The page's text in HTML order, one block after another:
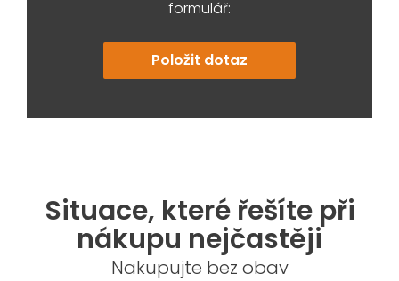
formulář:
Položit dotaz
Situace, které řešíte při
nákupu nejčastěji
Nakupujte bez obav